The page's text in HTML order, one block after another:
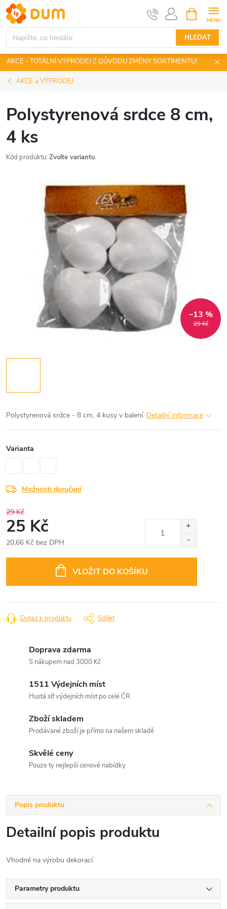
Přejít
na
obsah
HLEDAT
NÁKUPNÍ
KOŠÍK
AKCE - TOTÁLNÍ VÝPRODEJ Z DŮVODU ZMĚNY SORTIMENTU!
AKCE a VÝPRODEJ
Polystyrenová srdce 8 cm,
4 ks
Kód produktu: Zvolte variantu
29 Kč
–13 %
Polystyrenová srdce - 8 cm, 4 kusy v balení. Detailní informace
Varianta
Možnosti doručení
29 Kč
25 Kč
20,66 Kč bez DPH
VLOŽIT DO KOŠÍKU
Dotaz k produktu Sdílet
Doprava zdarma
S nákupem nad 3000 Kč
1511 Výdejních míst
Hustá síť výdejních míst po celé ČR
Zboží skladem
Prodávané zboží je přímo na našem skladě
Skvělé ceny
Pouze ty nejlepší cenové nabídky
Popis produktu
Detailní popis produktu
Vhodné na výrobu dekorací.
Parametry produktu